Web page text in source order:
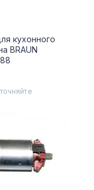
кухонного
BRAUN